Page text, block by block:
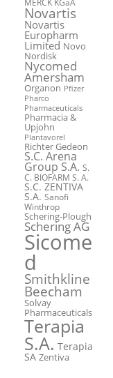
MERCK KGaA
Novartis
Novartis
Europharm
Limited Novo
Nordisk
Nycomed
Amersham
Organon Pfizer
Pharco
Pharmaceuticals
Pharmacia &
Upjohn
Plantavorel
Richter Gedeon
S.C. Arena
Group S.A. S.
C. BIOFARM S. A.
S.C. ZENTIVA
S.A. Sanofi
Winthrop
Schering-Plough
Schering AG
Sicome
d
Smithkline
Beecham
Solvay
Pharmaceuticals
Terapia
S.A. Terapia
SA Zentiva